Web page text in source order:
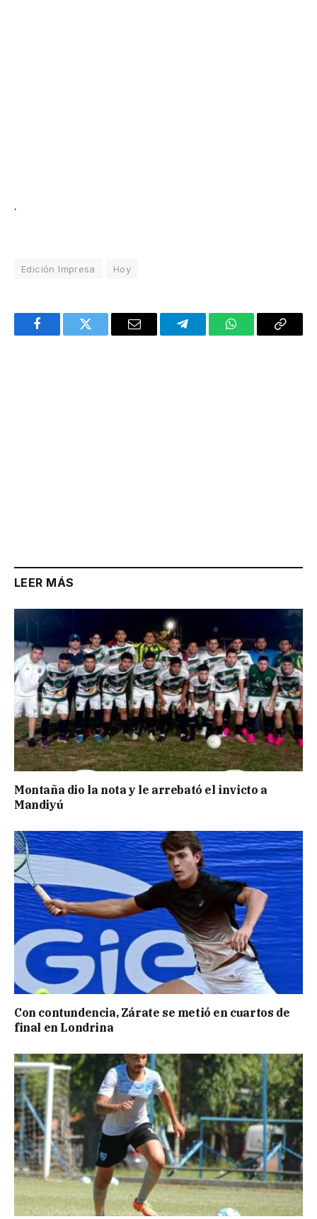
.
Edición Impresa Hoy
FacebookTwitter Email TelegramWhatsAppCopy
LEER MÁS
Montaña dio la nota y le arrebató el invicto a
Mandiyú
Con contundencia, Zárate se metió en cuartos de
final en Londrina